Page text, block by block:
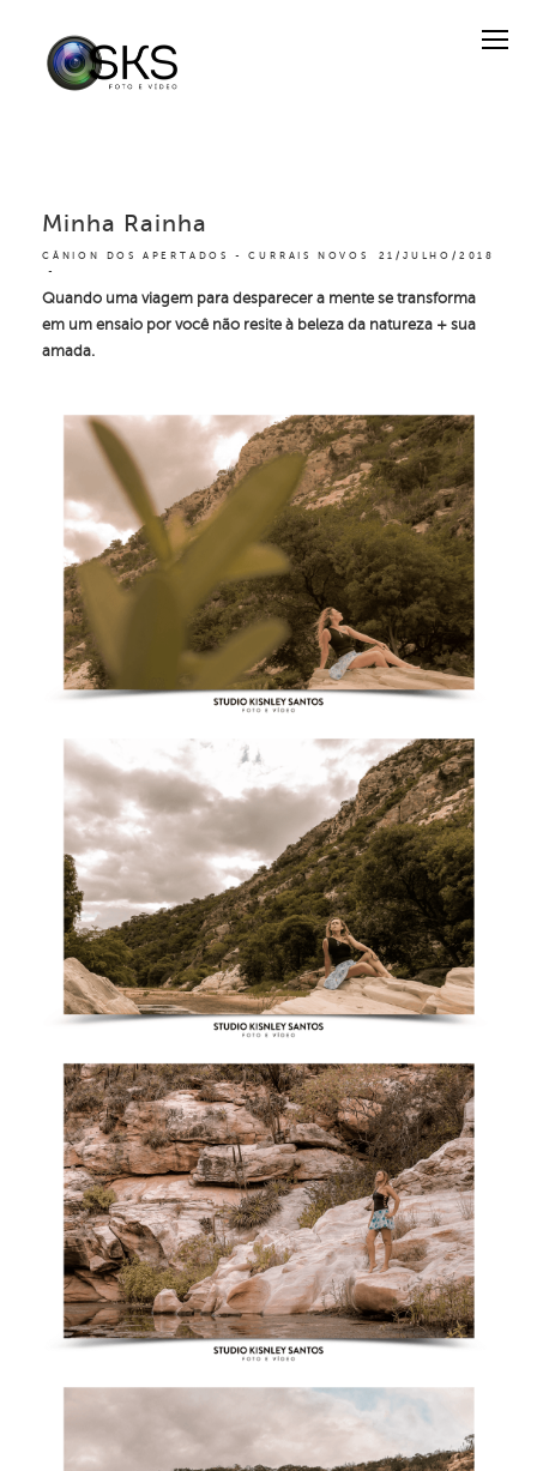
CÂNION DOS APERTADOS - CURRAIS NOVOS 21/JULHO/2018
Minha Rainha
Quando uma viagem para desparecer a mente se transforma
em um ensaio por você não resite à beleza da natureza + sua
amada.